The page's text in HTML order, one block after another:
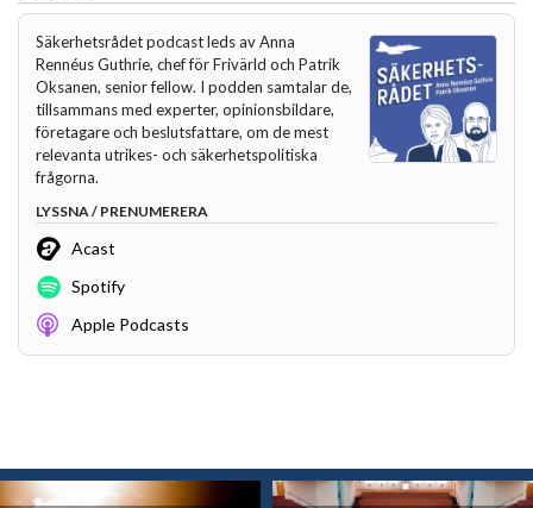
Säkerhetsrådet podcast leds av Anna
Rennéus Guthrie, chef för Frivärld och Patrik
Oksanen, senior fellow. I podden samtalar de,
tillsammans med experter, opinionsbildare,
företagare och beslutsfattare, om de mest
relevanta utrikes- och säkerhetspolitiska
frågorna.
LYSSNA / PRENUMERERA
Acast
Spotify
Apple Podcasts